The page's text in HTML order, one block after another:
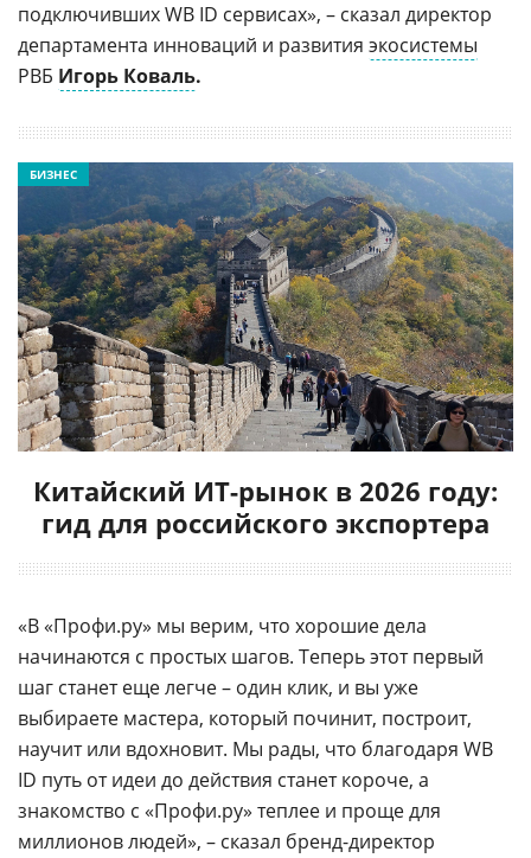
подключивших WB ID сервисах», – сказал директор
департамента инноваций и развития экосистемы
РВБ Игорь Коваль.
Китайский ИТ-рынок в 2026 году:
гид для российского экспортера
БИЗНЕС
«В «Профи.ру» мы верим, что хорошие дела
начинаются с простых шагов. Теперь этот первый
шаг станет еще легче – один клик, и вы уже
выбираете мастера, который починит, построит,
научит или вдохновит. Мы рады, что благодаря WB
ID путь от идеи до действия станет короче, а
знакомство с «Профи.ру» теплее и проще для
миллионов людей», – сказал бренд-директор